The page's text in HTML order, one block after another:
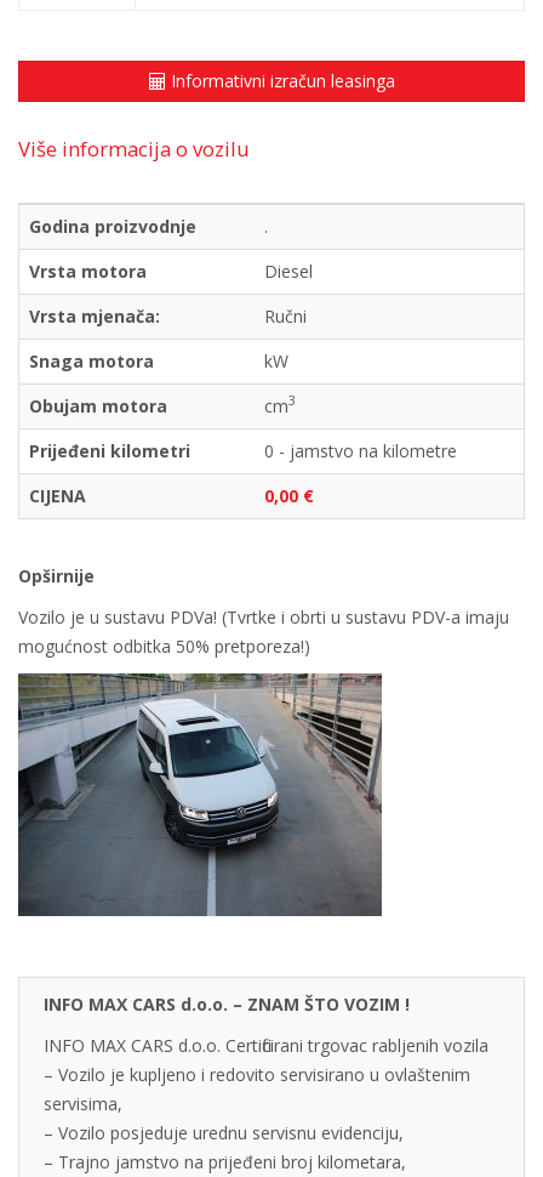
Informativni izračun leasinga
Više informacija o vozilu
Godina proizvodnje
.
Vrsta motora
Diesel
Vrsta mjenača:
Ručni
Snaga motora
kW
Obujam motora
cm3
Prijeđeni kilometri
0 - jamstvo na kilometre
CIJENA
0,00 €
Opširnije
Vozilo je u sustavu PDVa! (Tvrtke i obrti u sustavu PDV-a imaju
mogućnost odbitka 50% pretporeza!)
INFO MAX CARS d.o.o. – ZNAM ŠTO VOZIM !
INFO MAX CARS d.o.o. Certificirani trgovac rabljenih vozila
– Vozilo je kupljeno i redovito servisirano u ovlaštenim
servisima,
– Vozilo posjeduje urednu servisnu evidenciju,
– Trajno jamstvo na prijeđeni broj kilometara,